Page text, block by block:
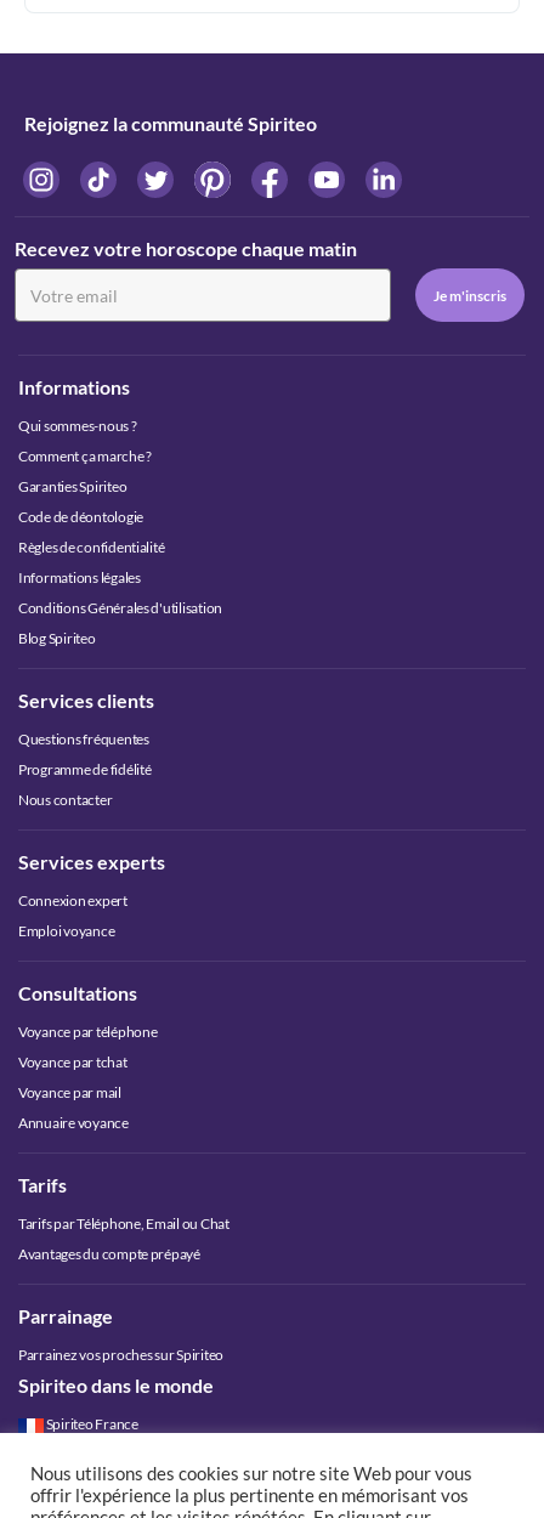
Rejoignez la communauté Spiriteo
Recevez votre horoscope chaque matin
Informations
Qui sommes-nous ?
Comment ça marche ?
Garanties Spiriteo
Code de déontologie
Règles de confidentialité
Informations légales
Conditions Générales d'utilisation
Blog Spiriteo
Services clients
Questions fréquentes
Programme de fidélité
Nous contacter
Services experts
Connexion expert
Emploi voyance
Consultations
Voyance par téléphone
Voyance par tchat
Voyance par mail
Annuaire voyance
Tarifs
Tarifs par Téléphone, Email ou Chat
Avantages du compte prépayé
Parrainage
Parrainez vos proches sur Spiriteo
Spiriteo dans le monde
Spiriteo France
Spiriteo Luxembourg
Nous utilisons des cookies sur notre site Web pour vous
offrir l'expérience la plus pertinente en mémorisant vos